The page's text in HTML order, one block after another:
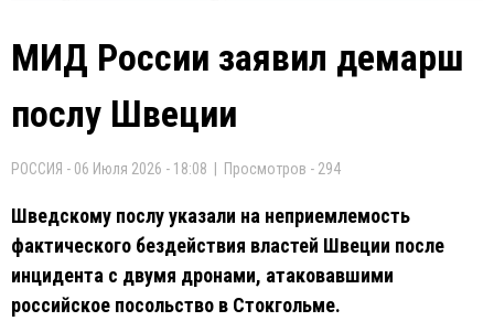
МИД России заявил демарш
послу Швеции
РОССИЯ - 06 Июля 2026 - 18:08 | Просмотров - 294
Шведскому послу указали на неприемлемость
фактического бездействия властей Швеции после
инцидента с двумя дронами, атаковавшими
российское посольство в Стокгольме.